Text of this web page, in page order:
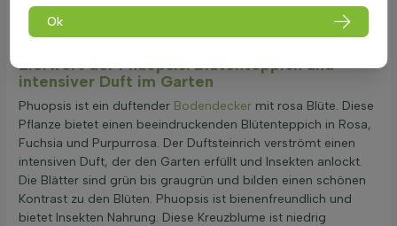
Verpflanzen gut wässern.
Teilen nicht zutreffend für diese Gattung.
Zierwert der Phuopsis: Blütenteppich und
intensiver Duft im Garten
Phuopsis ist ein duftender Bodendecker mit rosa Blüte. Diese
Pflanze bietet einen beeindruckenden Blütenteppich in Rosa,
Fuchsia und Purpurrosa. Der Duftsteinrich verströmt einen
intensiven Duft, der den Garten erfüllt und Insekten anlockt.
Die Blätter sind grün bis graugrün und bilden einen schönen
Kontrast zu den Blüten. Phuopsis ist bienenfreundlich und
bietet Insekten Nahrung. Diese Kreuzblume ist niedrig
Ok